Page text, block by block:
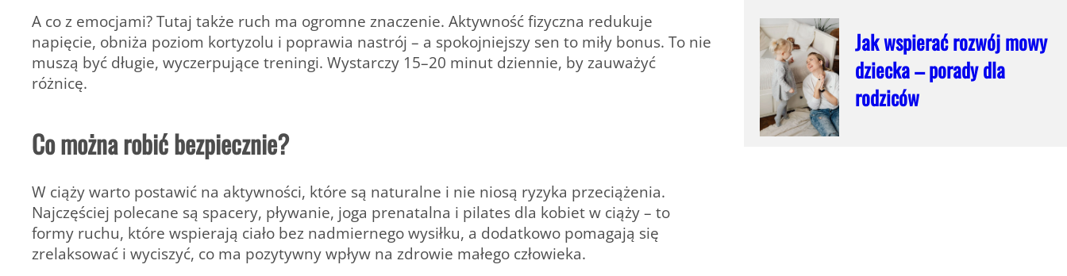
A co z emocjami? Tutaj także ruch ma ogromne znaczenie. Aktywność fizyczna redukuje
napięcie, obniża poziom kortyzolu i poprawia nastrój – a spokojniejszy sen to miły bonus. To nie
muszą być długie, wyczerpujące treningi. Wystarczy 15–20 minut dziennie, by zauważyć
różnicę.
Co można robić bezpiecznie?
W ciąży warto postawić na aktywności, które są naturalne i nie niosą ryzyka przeciążenia.
Najczęściej polecane są spacery, pływanie, joga prenatalna i pilates dla kobiet w ciąży – to
formy ruchu, które wspierają ciało bez nadmiernego wysiłku, a dodatkowo pomagają się
zrelaksować i wyciszyć, co ma pozytywny wpływ na zdrowie małego człowieka.
Jak wspierać rozwój mowy
dziecka – porady dla
rodziców